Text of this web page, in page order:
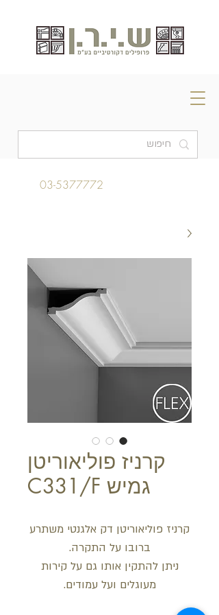
03-5377772
קרניז פוליאוריטן
גמיש C331/F
קרניז פוליאוריטן דק אלגנטי משתרע
ברובו על התקרה.
ניתן להתקין אותו גם על קירות
מעוגלים ועל עמודים.